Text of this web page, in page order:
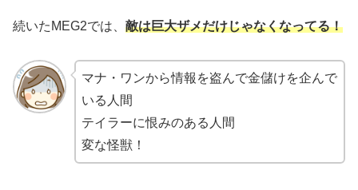
続いたMEG2では、 敵は巨大ザメだけじゃなくなってる！
マナ・ワンから情報を盗んで金儲けを企んで
いる人間
テイラーに恨みのある人間
変な怪獣！